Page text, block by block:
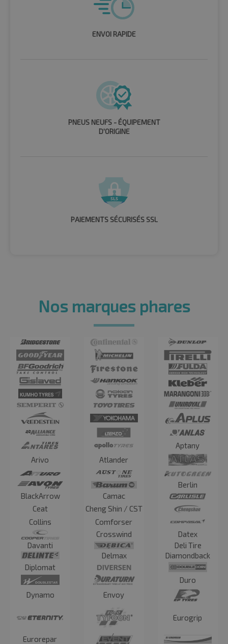
ENVOI RAPIDE
PNEUS NEUFS - ÉQUIPEMENT
D'ORIGINE
PAIEMENTS SÉCURISÉS SSL
Nos marques phares
Aptany
Arivo
Atlander
Berlin
BlackArrow
Camac
Ceat
Cheng Shin / CST
Collins
Comforser
Crosswind
Datex
Davanti
Deli Tire
Delmax
Diamondback
Diplomat
Duro
Dynamo
Envoy
Eurogrip
Eurorepar